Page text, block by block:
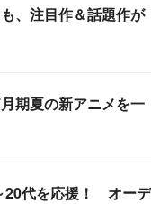
、注目作＆話題作が
期夏の新アニメを一
20代を応援！ オーデ